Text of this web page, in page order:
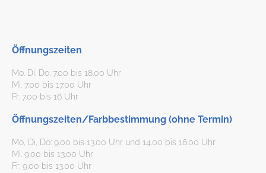
Öffnungszeiten
Mo. Di. Do. 7.00 bis 18.00 Uhr
Mi. 7.00 bis 17.00 Uhr
Fr. 7.00 bis 16 Uhr
Öffnungszeiten/Farbbestimmung (ohne Termin)
Mo, Di, Do: 9.00 bis 13.00 Uhr und 14.00 bis 16.00 Uhr
Mi. 9.00 bis 13.00 Uhr
Fr: 9.00 bis 13.00 Uhr